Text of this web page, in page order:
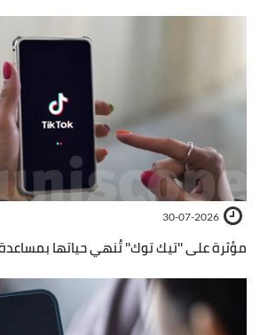
30-07-2026
مؤثرة على ''تيك توك'' تُنهي حياتها